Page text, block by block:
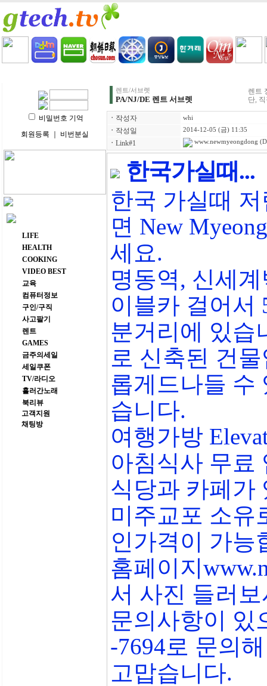
비밀번호 기억
회원등록
비번분실
주요 메뉴
LIFE
HEALTH
COOKING
VIDEO BEST
교육
컴퓨터정보
구인/구직
사고팔기
렌트
GAMES
금주의세일
세일쿠폰
TV/라디오
흘러간노래
북리뷰
고객지원
채팅방
렌트/서브렛
PA/NJ/DE 렌트 서브렛
렌트
단,
ㆍ 작성자 whi
ㆍ 작성일 2014-12-05 (금) 11:35
ㆍ Link#1 www.newmyeongdong
한국가실때...
한국 가실때
면 New
세요.
명동역, 신세
이블카 걸어서
분거리에 있습
로 신축된 건
롭게드나들 수
습니다.
여행가방
아침식사 무료
식당과 카페가
미주교포 소유
인가격이 가
홈페이지
서 사진 들러
문의사항이 있
-7694로 문의
고맙습니다.